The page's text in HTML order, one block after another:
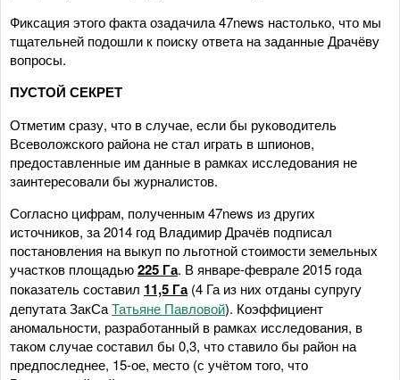
Фиксация этого факта озадачила 47news настолько, что мы
тщательней подошли к поиску ответа на заданные Драчёву
вопросы.
ПУСТОЙ СЕКРЕТ
Отметим сразу, что в случае, если бы руководитель
Всеволожского района не стал играть в шпионов,
предоставленные им данные в рамках исследования не
заинтересовали бы журналистов.
Согласно цифрам, полученным 47news из других
источников, за 2014 год Владимир Драчёв подписал
постановления на выкуп по льготной стоимости земельных
участков площадью225 Га. В январе-феврале 2015 года
показатель составил 11,5 Га(4 Га из них отданы супругу
депутата ЗакСаТатьяне Павловой). Коэффициент
аномальности, разработанный в рамках исследования, в
таком случае составил бы 0,3, что ставило бы район на
предпоследнее, 15-ое, место (с учётом того, что